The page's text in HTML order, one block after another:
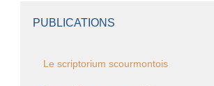
PUBLICATIONS
Le scriptorium scourmontois